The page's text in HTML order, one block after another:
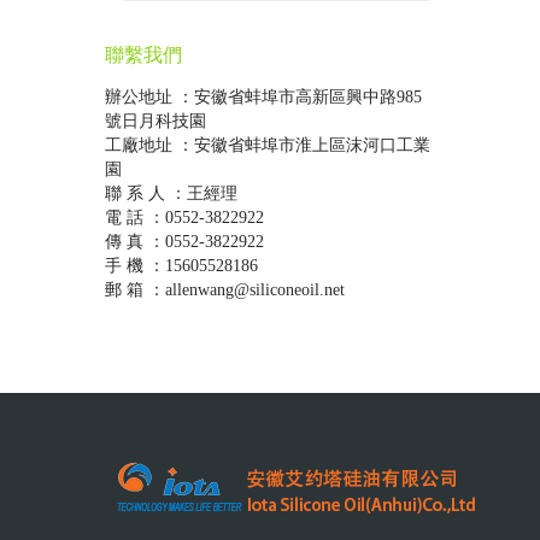
聯繫我們
辦公地址 ：安徽省蚌埠市高新區興中路985
號日月科技園
工廠地址 ：安徽省蚌埠市淮上區沫河口工業
園
聯 系 人 ：王經理
電 話 ：0552-3822922
傳 真 ：0552-3822922
手 機 ：15605528186
郵 箱 ：allenwang@siliconeoil.net